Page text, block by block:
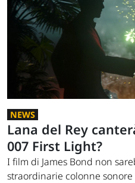
NEWS
Lana del Rey
007 First Light?
I film di James Bond non
straordinarie colonne